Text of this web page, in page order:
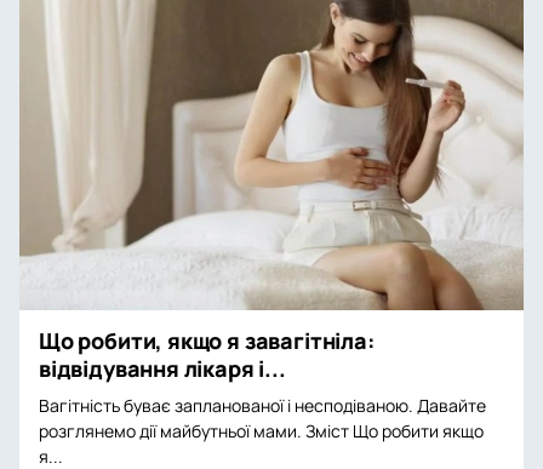
Що робити, якщо я завагітніла:
відвідування лікаря і...
Вагітність буває запланованої і несподіваною. Давайте
розглянемо дії майбутньої мами. Зміст Що робити якщо
я...